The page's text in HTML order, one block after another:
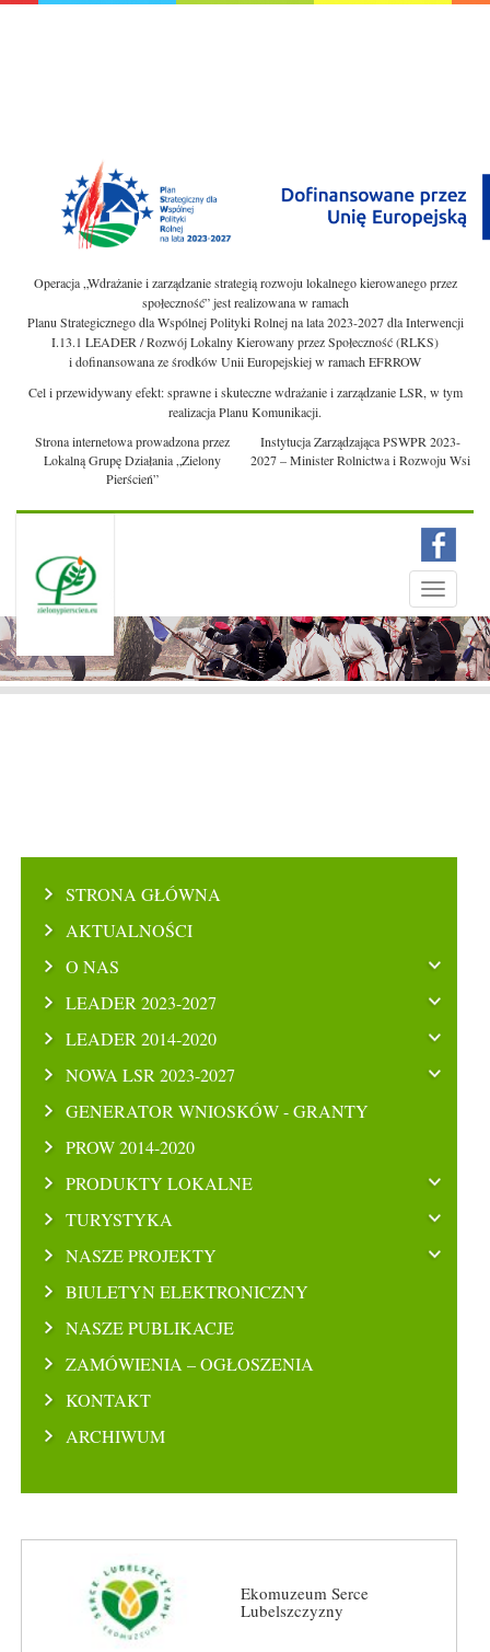
Operacja „Wdrażanie i zarządzanie strategią rozwoju lokalnego kierowanego przez
społeczność” jest realizowana w ramach
Planu Strategicznego dla Wspólnej Polityki Rolnej na lata 2023-2027 dla Interwencji
I.13.1 LEADER / Rozwój Lokalny Kierowany przez Społeczność (RLKS)
i dofinansowana ze środków Unii Europejskiej w ramach EFRROW
Cel i przewidywany efekt: sprawne i skuteczne wdrażanie i zarządzanie LSR, w tym
realizacja Planu Komunikacji.
Strona internetowa prowadzona przez
Lokalną Grupę Działania „Zielony
Pierścień”
Instytucja Zarządzająca PSWPR 2023-
2027 – Minister Rolnictwa i Rozwoju Wsi
Toggle
Menu
STRONA GŁÓWNA
AKTUALNOŚCI
O NAS
LEADER 2023-2027
LEADER 2014-2020
NOWA LSR 2023-2027
GENERATOR WNIOSKÓW - GRANTY
PROW 2014-2020
PRODUKTY LOKALNE
TURYSTYKA
NASZE PROJEKTY
BIULETYN ELEKTRONICZNY
NASZE PUBLIKACJE
ZAMÓWIENIA – OGŁOSZENIA
KONTAKT
ARCHIWUM
Ekomuzeum Serce
Lubelszczyzny